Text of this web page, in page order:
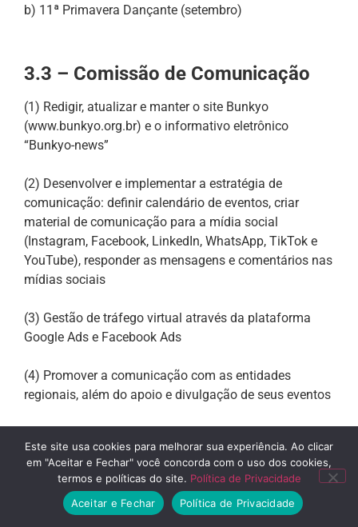
b) 11ª Primavera Dançante (setembro)
3.3 – Comissão de Comunicação
(1) Redigir, atualizar e manter o site Bunkyo
(www.bunkyo.org.br) e o informativo eletrônico
“Bunkyo-news”
(2) Desenvolver e implementar a estratégia de
comunicação: definir calendário de eventos, criar
material de comunicação para a mídia social
(Instagram, Facebook, LinkedIn, WhatsApp, TikTok e
YouTube), responder as mensagens e comentários nas
mídias sociais
(3) Gestão de tráfego virtual através da plataforma
Google Ads e Facebook Ads
(4) Promover a comunicação com as entidades
regionais, além do apoio e divulgação de seus eventos
“Revista Bunkyo News Colonia”
(6) Realização da TV Bunkyo
Este site usa cookies para melhorar sua experiência. Ao clicar
em "Aceitar e Fechar" você concorda com o uso dos cookies,
termos e políticas do site. Política de Privacidade
Aceitar e Fechar
Política de Privacidade